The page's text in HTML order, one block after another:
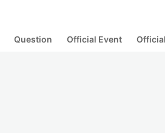
Question Official Event